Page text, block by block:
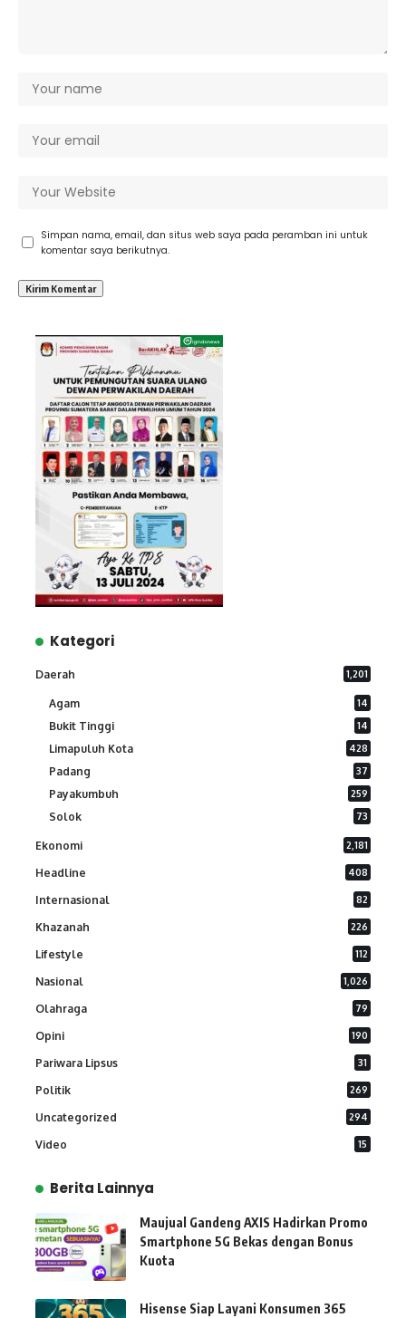
Simpan nama, email, dan situs web saya pada peramban ini untuk
komentar saya berikutnya.
Kategori
Daerah 1,201
Agam 14
Bukit Tinggi 14
Limapuluh Kota 428
Padang 37
Payakumbuh 259
Solok 73
Ekonomi 2,181
Headline 408
Internasional 82
Khazanah 226
Lifestyle 112
Nasional 1,026
Olahraga 79
Opini 190
Pariwara Lipsus 31
Politik 269
Uncategorized 294
Video 15
Berita Lainnya
Maujual Gandeng AXIS Hadirkan Promo
Smartphone 5G Bekas dengan Bonus
Kuota
Hisense Siap Layani Konsumen 365